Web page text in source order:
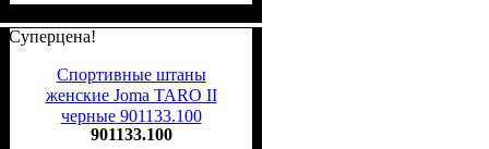
Суперцена!
Спортивные штаны
женские Joma TARO II
черные 901133.100
901133.100